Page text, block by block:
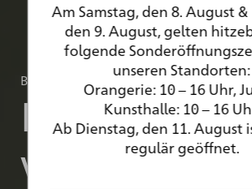
Begegnungen mit der Kunsthalle
Ein
viele Orte
Am Samstag, den 8. August
den 9. August, gelten
folgende
unseren Standorten:
Orangerie: 10 – 16 Uhr,
Kunsthalle: 10 – 16
Ab Dienstag, den 11. August
regulär geöffnet.